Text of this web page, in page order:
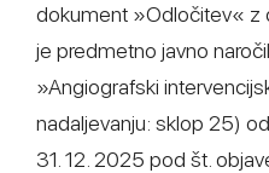
dokument »Odločitev« z
je predmetno javno
»Angiografski
nadaljevanju: sklop 25)
31. 12. 2025 pod št.